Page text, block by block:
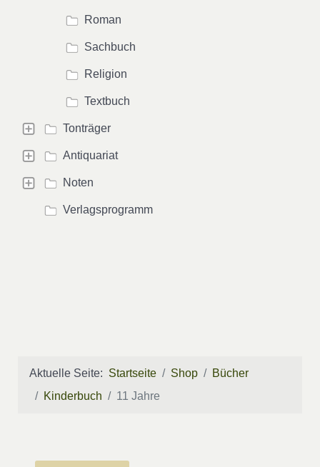
Roman
Sachbuch
Religion
Textbuch
Tonträger
Antiquariat
Noten
Verlagsprogramm
Aktuelle Seite: Startseite Shop
Bücher
Kinderbuch
11 Jahre